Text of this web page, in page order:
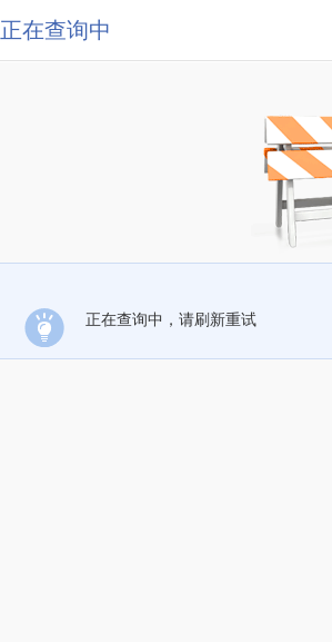
正在查询中
正在查询中，请刷新重试